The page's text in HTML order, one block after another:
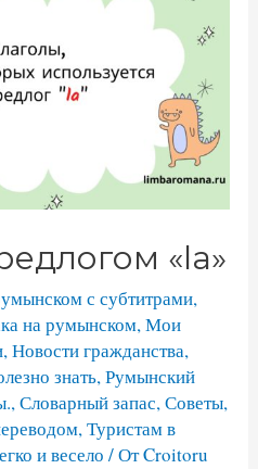
«la»
с субтитрами,
на румынском,Мои
,Новости гражданства,
знать,Румынский
,Словарный запас,Советы,
,Туристам в
и весело / ОтCroitoru